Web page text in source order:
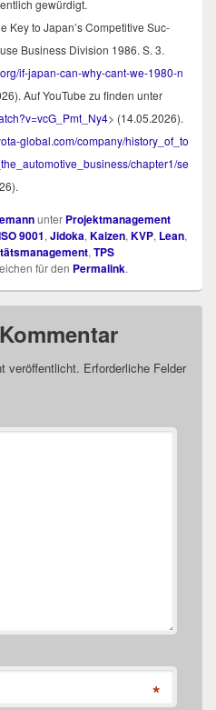
gewürdigt.
Key to Japan’s Com­pe­ti­ti­ve Suc­
Busi­ness Divi­si­on 1986. S. 3.
​i​f​-​j​a​p​a​n​-​c​a​n​-​w​h​y​-​c​a​n​t​-​w​e​-​1​9​8​0​-​n​
Auf You­Tube zu fin­den unter
> (14.05.2026).
glo​bal​.com/​c​o​m​p​a​n​y​/​h​i​s​t​o​r​y​_​o​f​_​t​o​
​c​h​a​p​t​e​r​1​/​s​e​
unter Projektmanagement
9001, Jidoka, Kaizen, KVP, Lean,
, TPS
für den Permalink.
veröffentlicht. Erforderliche Felder
*